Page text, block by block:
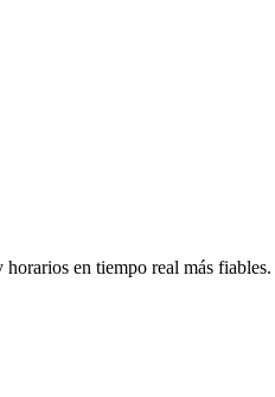
en tiempo real más